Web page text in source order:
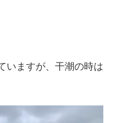
いますが、干潮の時は